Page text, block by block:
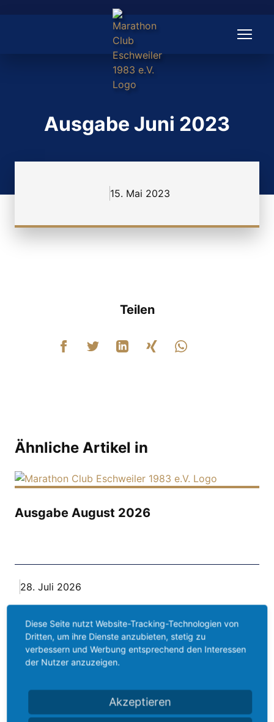
Menü
Ausgabe Juni 2023
15. Mai 2023
Teilen
Ähnliche Artikel in
Ausgabe August 2026
28. Juli 2026
Ausgabe Juli 2026
Diese Seite nutzt Website-Tracking-Technologien von
Dritten, um ihre Dienste anzubieten, stetig zu
verbessern und Werbung entsprechend den Interessen
der Nutzer anzuzeigen.
Akzeptieren